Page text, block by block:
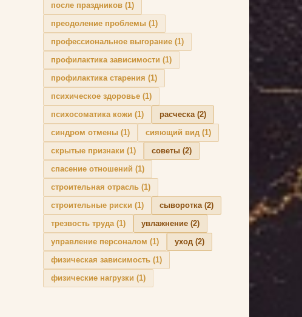
после праздников (1)
преодоление проблемы (1)
профессиональное выгорание (1)
профилактика зависимости (1)
профилактика старения (1)
психическое здоровье (1)
психосоматика кожи (1) расческа(2)
синдром отмены (1) сияющий вид (1)
скрытые признаки (1) советы (2)
спасение отношений (1)
строительная отрасль (1)
строительные риски (1) сыворотка(2)
трезвость труда(1) увлажнение (2)
управление персоналом (1) уход (2)
физическая зависимость (1)
физические нагрузки (1)